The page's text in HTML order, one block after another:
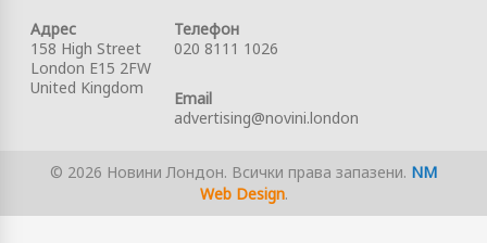
Адрес
158 High Street
London E15 2FW
United Kingdom
Телефон
020 8111 1026
Email
advertising@novini.london
© 2026 Новини Лондон. Всички права запазени. NM
Web Design.